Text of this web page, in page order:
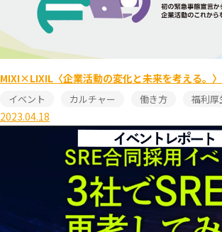
MIXI×LIXIL〈企業活動の変化と未来を考える。
イベント カルチャー 働き方 福利厚
2023.04.18